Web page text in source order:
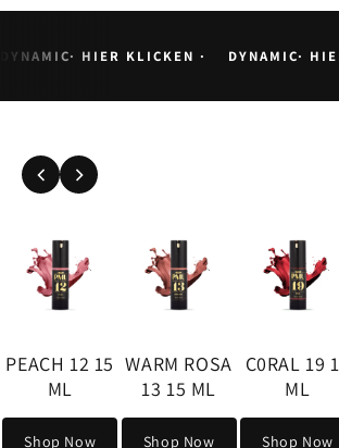
DYNAMIC· HIER KLICKEN · DYNAMIC·
ROSA
ML
Now
C0RAL 19 15
ML
Shop Now
MARYLIN RED
20 15 ML
Shop Now